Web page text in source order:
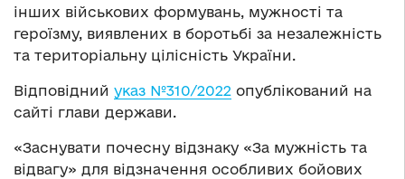
інших військових формувань, мужності та
героїзму, виявлених в боротьбі за незалежність
та територіальну цілісність України.
Відповідний указ №310/2022 опублікований на
сайті глави держави.
«Заснувати почесну відзнаку «За мужність та
відвагу» для відзначення особливих бойових